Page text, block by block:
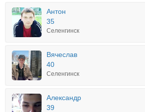
Антон
35
Селенгинск
Вячеслав
40
Селенгинск
Александр
39